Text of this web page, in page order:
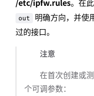
。在
out 明确方向，并使
过的接口。
注意
在首次创建或
个可调参数：